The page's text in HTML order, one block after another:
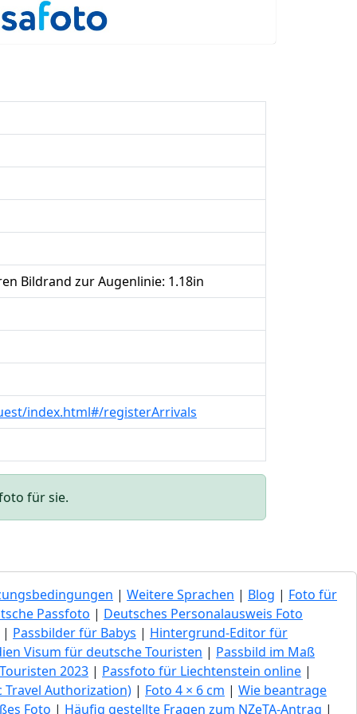
Bildrand zur Augenlinie: 1.18in
index.html#/registerArrivals
für sie.
| Weitere Sprachen | Blog | Foto für
Passfoto | Deutsches Personalausweis Foto
| Passbilder für Babys | Hintergrund-Editor für
Visum für deutsche Touristen | Passbild im Maß
2023 | Passfoto für Liechtenstein online |
Travel Authorization) | Foto 4 × 6 cm | Wie beantrage
Foto | Häufig gestellte Fragen zum NZeTA-Antrag |